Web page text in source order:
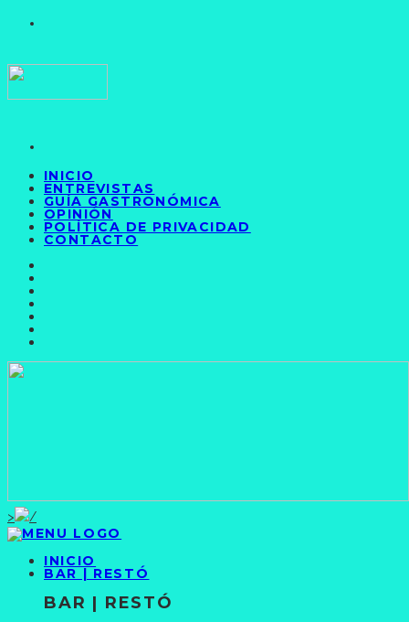
INICIO
ENTREVISTAS
GUÍA GASTRONÓMICA
OPINIÓN
POLÍTICA DE PRIVACIDAD
CONTACTO
>
INICIO
BAR | RESTÓ
BAR | RESTÓ